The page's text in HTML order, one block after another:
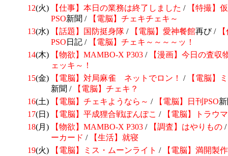
12(火) 【仕事】本日の業務は終了しました /
【特撮】
PSO新聞 /
【電脳】チェキチェキ～
13(水) 【話題】国防挺身隊 / 【電脳】 愛神餐館再び /
PSO 日記 /
【電脳】チェキ～～～～ッ！
14(木) 【物欲】 MAMBO-X P303 /
【漫画】今日の査収
ェッキ～！
15(金) 【電脳】 対局麻雀 ネットでロン！ / 【電脳】
新聞 /
【電脳】チェキ？
16(土) 【電脳】チェキようなら～ / 【電脳】日刊 PSO
17(日) 【電脳】平成狸合戦ぽんぽこ /
【電脳】トラウマ
18(月) 【物欲】 MAMBO-X P303 / 【調査】はやりもの /
ーカード /
【生活】就寝
19(火) 【電脳】 ミス・ムーンライト / 【電脳】 満開製